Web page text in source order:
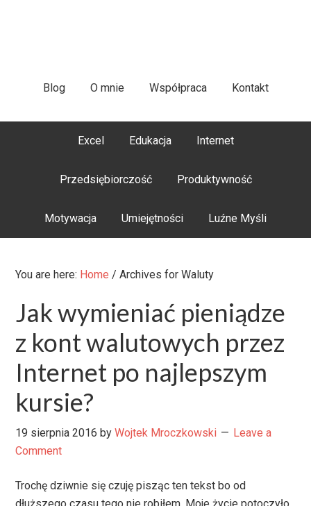
Blog O mnie Współpraca Kontakt
Excel Edukacja Internet
Przedsiębiorczość Produktywność
Motywacja Umiejętności Luźne Myśli
You are here: Home / Archives for Waluty
Jak wymieniać pieniądze
z kont walutowych przez
Internet po najlepszym
kursie?
19 sierpnia 2016 byWojtek Mroczkowski
Leave a
Comment
Trochę dziwnie się czuję pisząc ten tekst bo od